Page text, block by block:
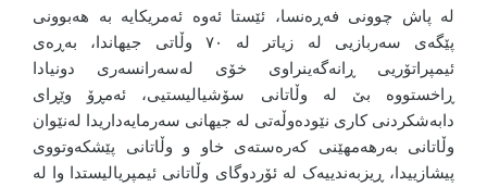
لە پاش چوونی فەڕەنسا، ئێستا ئەوە ئەمریکایە بە هەبوونی
پێگەی سەربازیی لە زیاتر لە ٧٠ وڵاتی جیهاندا، بەڕەی
ئیمپراتۆریی ڕانەگەینراوی خۆی لەسەرانسەری دونیادا
ڕاخستووە بێ لە وڵاتانی سۆشیالیستیی، ئەمڕۆ وێڕای
دابەشکردنی کاری نێودەوڵەتی لە جیهانی سەرمایەداریدا لەنێوان
وڵاتانی بەرهەمهێنی کەرەستەی خاو و وڵاتانی پێشکەوتووی
پیشازییدا، ڕیزبەندییەک لە ئۆردوگای وڵاتانی ئیمپریالیستدا وا لە